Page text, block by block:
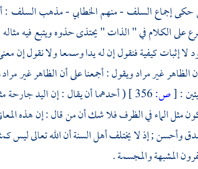
حكى إجماعالسلف- منهمالخطابي- مذهبالسلف :
الكلام في " الذات " يحتذى حذوه ويتبع فيه
إثبات كيفية فنقول إن له يدا وسمعا ولا نقول إن
الظاهر غير مراد ويقول : أجمعنا على أن الظاهر غير
:
[ص:
( أحدهما أن يقال : إن اليد
مثل الماء في الظرف فلا شك أن من قال : إن هذه
وأحسن ; إذ لا يختلفأهل السنةأن الله تعالى ليس
المشبهةوالمجسمة.